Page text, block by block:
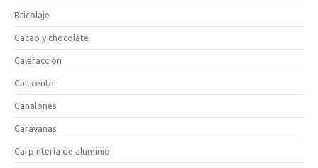
Bricolaje
Cacao y chocolate
Calefacción
Call center
Canalones
Caravanas
Carpintería de aluminio